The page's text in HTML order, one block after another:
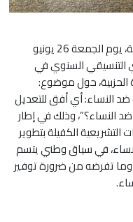
نظمت جمعية التحدي للمساواة والمواطنة، يوم الجمعة 26 يونيو
التنسيقي السنوي في
الحزبية، حول موضوع:
العنف ضد النساء: أي أفق للتعديل
وذلك في إطار
الكفيلة بتطوير
في سياق وطني يتسم
وما تفرضه من ضرورة توفير